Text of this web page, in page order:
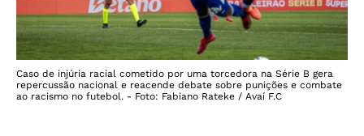
Caso de injúria racial cometido por uma torcedora na Série B gera
repercussão nacional e reacende debate sobre punições e combate
ao racismo no futebol. - Foto: Fabiano Rateke / Avaí F.C